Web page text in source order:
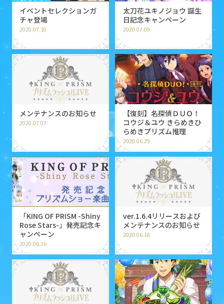
イベントセレクションガ
チャ登場
2020.07.10
太刀花ユキノジョウ 誕生
日記念キャンペーン
2020.07.09
メンテナンスのお知らせ
2020.07.07
【復刻】名探偵ＤＵＯ！
コウジ＆ユウ きらめきひ
らめきプリズム推理
2020.06.29
「KING OF PRISM -Shiny
Rose Stars-」発売記念キ
ャンペーン
2020.06.26
ver.1.6.4リリースおよび
メンテナンスのお知らせ
2020.06.18